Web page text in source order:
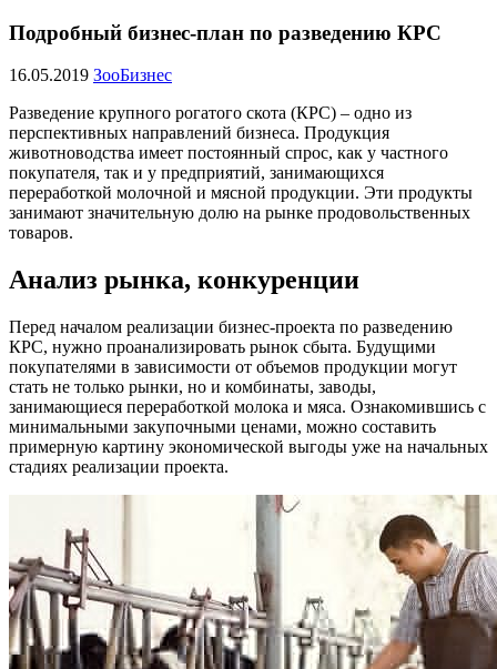
Подробный бизнес-план по разведению КРС
16.05.2019 ЗооБизнес
Разведение крупного рогатого скота (КРС) – одно из
перспективных направлений бизнеса. Продукция
животноводства имеет постоянный спрос, как у частного
покупателя, так и у предприятий, занимающихся
переработкой молочной и мясной продукции. Эти продукты
занимают значительную долю на рынке продовольственных
товаров.
Анализ рынка, конкуренции
Перед началом реализации бизнес-проекта по разведению
КРС, нужно проанализировать рынок сбыта. Будущими
покупателями в зависимости от объемов продукции могут
стать не только рынки, но и комбинаты, заводы,
занимающиеся переработкой молока и мяса. Ознакомившись с
минимальными закупочными ценами, можно составить
примерную картину экономической выгоды уже на начальных
стадиях реализации проекта.